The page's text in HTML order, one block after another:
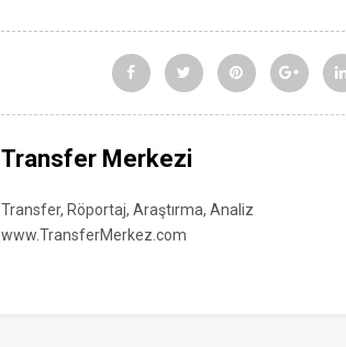
Transfer Merkezi
Transfer, Röportaj, Araştırma, Analiz
www.TransferMerkez.com